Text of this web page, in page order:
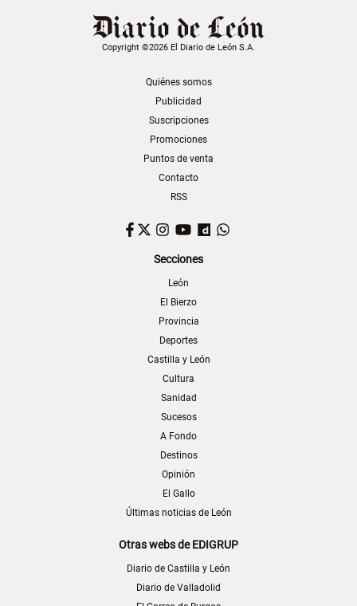
Copyright ©2026 El Diario de León S.A.
Quiénes somos
Publicidad
Suscripciones
Promociones
Puntos de venta
Contacto
RSS
Facebook
TwitterInstagram
YouTubeDailymotion
Secciones
León
El Bierzo
Provincia
Deportes
Castilla y León
Cultura
Sanidad
Sucesos
A Fondo
Destinos
Opinión
El Gallo
Últimas noticias de León
Otras webs de EDIGRUP
Diario de Castilla y León
Diario de Valladolid